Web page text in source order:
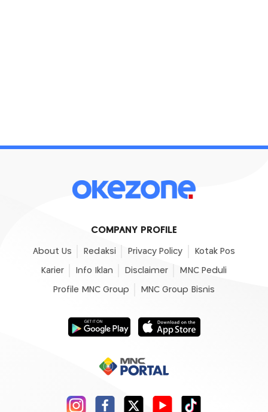
COMPANY PROFILE
About Us Redaksi Privacy Policy Kotak Pos
Karier Info Iklan Disclaimer MNC Peduli
Profile MNC Group MNC Group Bisnis